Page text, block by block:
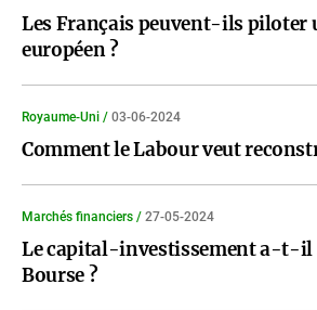
Les Français peuvent-ils piloter
européen ?
Royaume-Uni / 03-06-2024
Comment le Labour veut
Marchés financiers / 27-05-2024
Le capital-investissement a-t-il
Bourse ?